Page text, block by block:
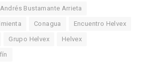
Andrés Bustamante Arrieta
Conagua Encuentro Helvex
Grupo Helvex Helvex